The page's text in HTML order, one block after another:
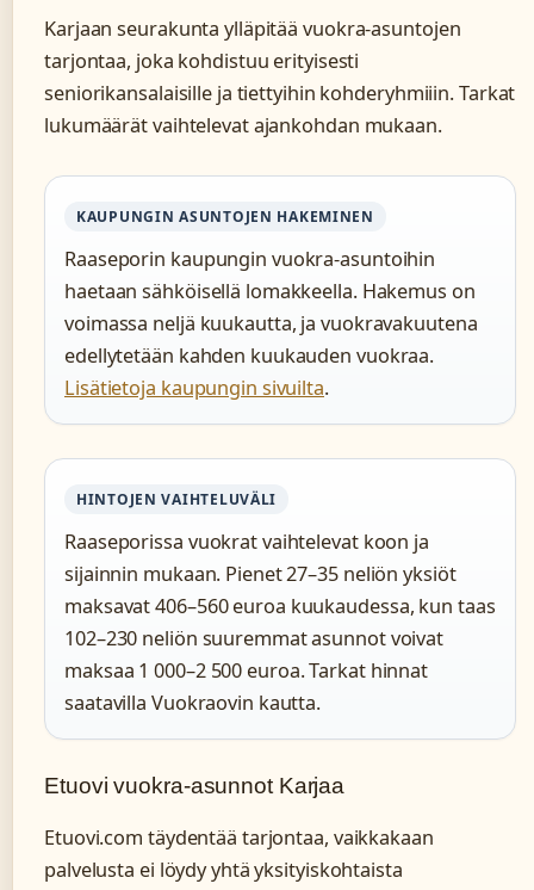
Karjaan seurakunta ylläpitää vuokra-asuntojen
tarjontaa, joka kohdistuu erityisesti
seniorikansalaisille ja tiettyihin kohderyhmiiin. Tarkat
lukumäärät vaihtelevat ajankohdan mukaan.
KAUPUNGIN ASUNTOJEN HAKEMINEN
Raaseporin kaupungin vuokra-asuntoihin
haetaan sähköisellä lomakkeella. Hakemus on
voimassa neljä kuukautta, ja vuokravakuutena
edellytetään kahden kuukauden vuokraa.
Lisätietoja kaupungin sivuilta.
HINTOJEN VAIHTELUVÄLI
Raaseporissa vuokrat vaihtelevat koon ja
sijainnin mukaan. Pienet 27–35 neliön yksiöt
maksavat 406–560 euroa kuukaudessa, kun taas
102–230 neliön suuremmat asunnot voivat
maksaa 1 000–2 500 euroa. Tarkat hinnat
saatavilla Vuokraovin kautta.
Etuovi vuokra-asunnot Karjaa
Etuovi.com täydentää tarjontaa, vaikkakaan
palvelusta ei löydy yhtä yksityiskohtaista